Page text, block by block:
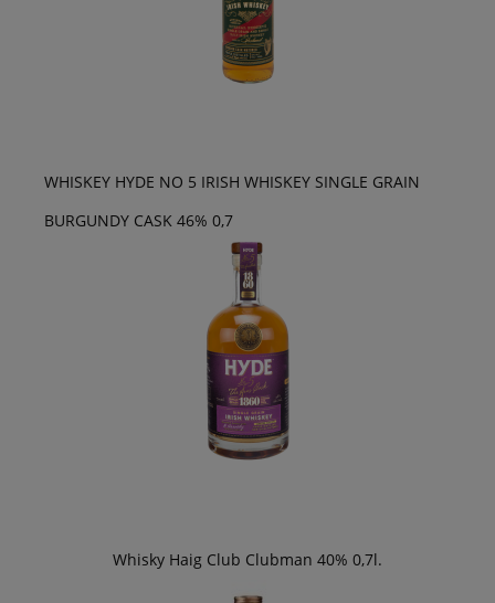
WHISKEY HYDE NO 5 IRISH WHISKEY SINGLE GRAIN
BURGUNDY CASK 46% 0,7
Whisky Haig Club Clubman 40% 0,7l.